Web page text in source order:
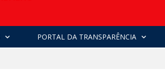
PORTAL DA TRANSPARÊNCIA